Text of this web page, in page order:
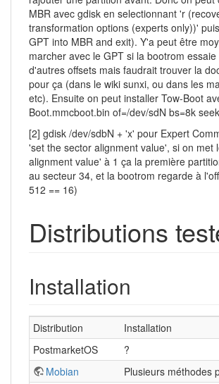
MBR avec gdisk en selectionnant 'r
transformation options (experts only))'
GPT into MBR and exit). Y'a peut être
marcher avec le GPT si la bootrom essaie
d'autres offsets mais faudrait trouver la
pour ça (dans le wiki sunxi, ou dans les
etc). Ensuite on peut installer Tow-Boot
Boot.mmcboot.bin of=/dev/sdN bs=8k
[2] gdisk /dev/sdbN + 'x' pour Expert
'set the sector alignment value', si on met
alignment value' à 1 ça la première
au secteur 34, et la bootrom regarde à
512 == 16)
Distributions
Installation
Distribution
Installation
PostmarketOS
?
Mobian
Plusieurs méthodes